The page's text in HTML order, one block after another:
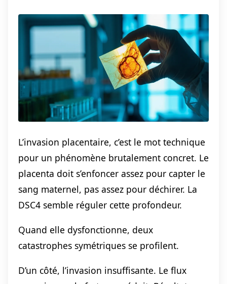
L’invasion placentaire, c’est le mot technique
pour un phénomène brutalement concret. Le
placenta doit s’enfoncer assez pour capter le
sang maternel, pas assez pour déchirer. La
DSC4 semble réguler cette profondeur.
Quand elle dysfonctionne, deux
catastrophes symétriques se profilent.
D’un côté, l’invasion insuffisante. Le flux